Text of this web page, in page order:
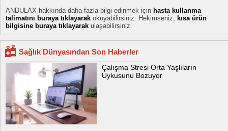
ANDULAX hakkında daha fazla bilgi edinmek için hasta kullanma
talimatını buraya tıklayarak okuyabilirsiniz. Hekimseniz, kısa ürün
bilgisine buraya tıklayarak ulaşabilirsiniz.
Sağlık Dünyasından Son Haberler
Çalışma Stresi Orta Yaşlıların
Uykusunu Bozuyor